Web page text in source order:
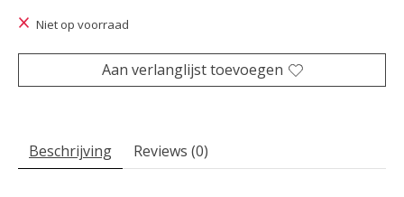
Niet op voorraad
Aan verlanglijst toevoegen
Beschrijving Reviews (0)